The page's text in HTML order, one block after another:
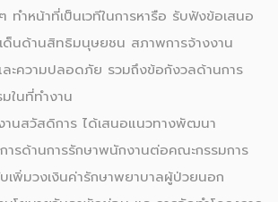
ทำหน้าที่เป็นเวทีในการหารือ รับฟังข้อเสนอ
ด็นด้านสิทธิมนุษยชน สภาพการจ้างงาน
ะความปลอดภัย รวมถึงข้อกังวลด้านการ
ในที่ทำงาน
นสวัสดิการ ได้เสนอแนวทางพัฒนา
ารด้านการรักษาพนักงานต่อคณะกรรมการ
เพิ่มวงเงินค่ารักษาพยาบาลผู้ป่วยนอก